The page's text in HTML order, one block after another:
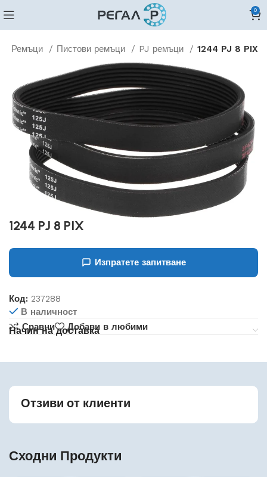
0
Ремъци Пистови ремъци PJ ремъци 1244 PJ 8 PIX
1244 PJ 8 PIX
Изпратете запитване
Код:237288
В наличност
Сравни
Добави в любими
Начин на доставка
Отзиви от клиенти
Сходни Продукти